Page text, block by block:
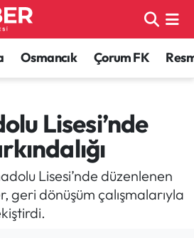
Osmancık Çorum FK
Lisesi’nde
Lisesi’nde düzenlenen
geri dönüşüm çalışmalarıyla
Haritası
ve Fikstür